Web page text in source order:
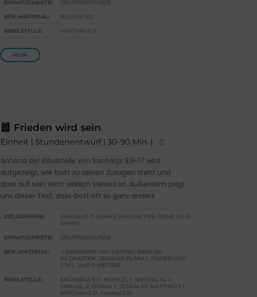
EINSATZGEBIETE: GRUPPENSTUNDE
BEN. MATERIAL: BLEISTIFT(E)
BIBELSTELLE: MATTHÄUS 5
MEHR
Frieden wird sein
Einheit | Stundenentwurf | 30-90 Min. |
Anhand der Bibelstelle von Sacharja 9,9-17 wird
aufgezeigt, wie Gott zu seinen Zusagen steht und
dass auf sein Wort wirklich Verlass ist. Außerdem zeigt
uns dieser Text, dass Gott oft so ganz anders
ZIELGRUPPEN:
KINDER (7-11 JAHRE), KINDER/ PRE-TEENS (10-13
JAHRE)
EINSATZGEBIETE: GRUPPENSTUNDE
BEN. MATERIAL:
"LIEBESBRIEF DES VATERS", BIBEL(N),
BILDKARTEN, GROSSES PLAKAT, PAPIER UND S
TIFT, UND 9 WEITERE
BIBELSTELLE:
SACHARJA 9 (1. MOSE 21, 1. SAMUEL 16, 2.
SAMUEL 2, JESAJA 7, JESAJA 53, MATTHÄUS 1,
MATTHÄUS 21, MARKUS 8)